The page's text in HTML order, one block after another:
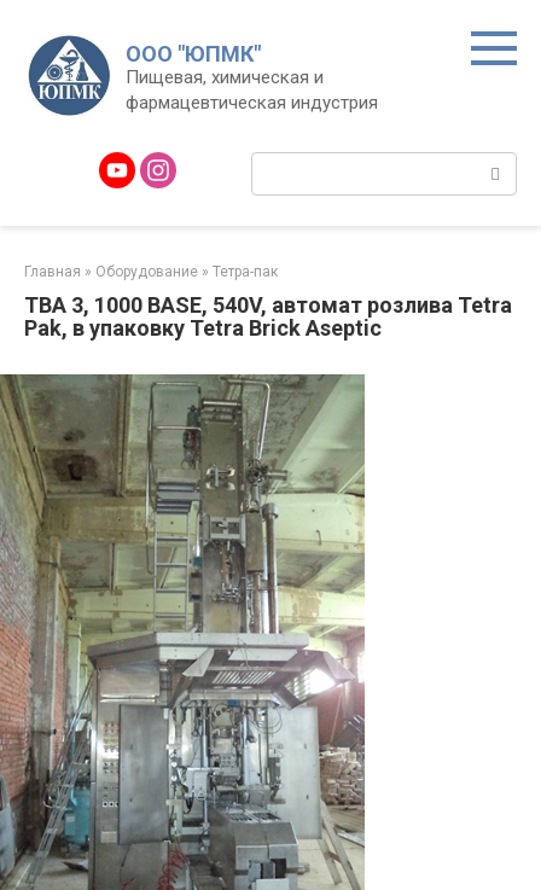
контенту
ООО "ЮПМК"
Пищевая, химическая и
фармацевтическая индустрия
Главная » Оборудование » Тетра-пак
TBA 3, 1000 BASE, 540V, автомат розлива Tetra
Pak, в упаковку Tetra Brick Aseptic